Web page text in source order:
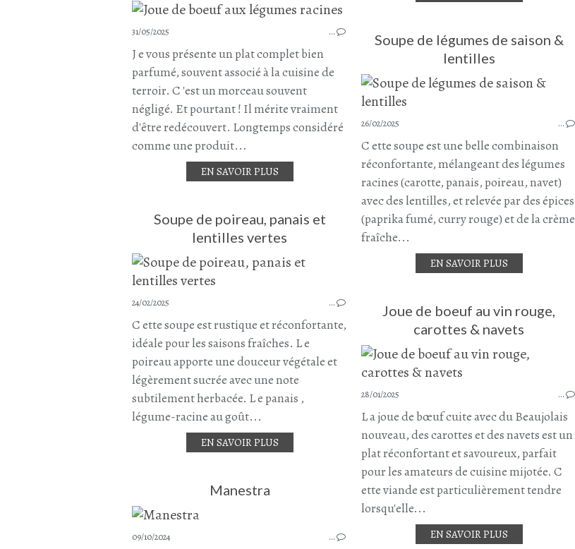
JOUE DE BOEUF
LÉGUMES RACINES
CAROTTE
TOPINAMBOUR
RUTABAGA
31/05/2025 …
J e vous présente un plat complet bien
parfumé, souvent associé à la cuisine de
terroir. C 'est un morceau souvent
négligé. Et pourtant ! Il mérite vraiment
d'être redécouvert. Longtemps considéré
comme une produit...
EN SAVOIR PLUS
Soupe de légumes de saison &
lentilles
26/02/2025 …
C ette soupe est une belle combinaison
réconfortante, mélangeant des légumes
racines (carotte, panais, poireau, navet)
avec des lentilles, et relevée par des épices
(paprika fumé, curry rouge) et de la crème
fraîche...
EN SAVOIR PLUS
Soupe de poireau, panais et
lentilles vertes
POIREAU
PANAIS
LENTILLES VERTES
ENTRÉES
24/02/2025 …
C ette soupe est rustique et réconfortante,
idéale pour les saisons fraîches. L e
poireau apporte une douceur végétale et
légèrement sucrée avec une note
subtilement herbacée. L e panais ,
légume-racine au goût...
EN SAVOIR PLUS
Joue de boeuf au vin rouge,
carottes & navets
28/01/2025 …
L a joue de bœuf cuite avec du Beaujolais
nouveau, des carottes et des navets est un
plat réconfortant et savoureux, parfait
pour les amateurs de cuisine mijotée. C
ette viande est particulièrement tendre
lorsqu'elle...
EN SAVOIR PLUS
Manestra
SOUPE
09/10/2024 …